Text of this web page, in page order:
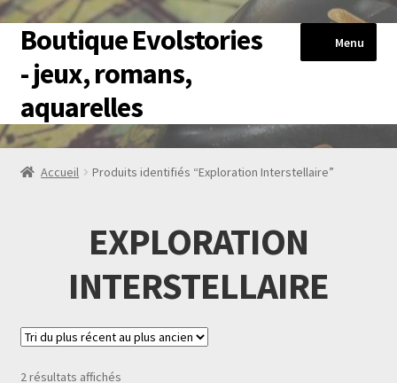
Aller
à
la
navigation
Aller
au
contenu
Boutique Evolstories
- jeux, romans,
aquarelles
Menu
Accueil
Reproductions Aquarelles
Accueil Produits identifiés “Exploration Interstellaire”
EXPLORATION
INTERSTELLAIRE
2 résultats affichésTrié